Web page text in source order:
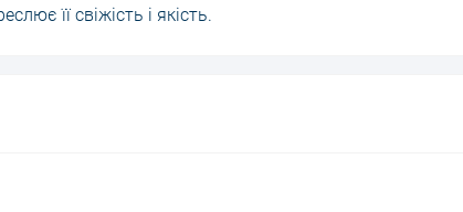
її свіжість і якість.